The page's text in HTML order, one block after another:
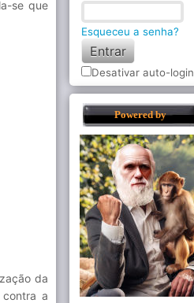
se que
da
a
Esqueceu a senha?
Desativar auto-login
Powered by